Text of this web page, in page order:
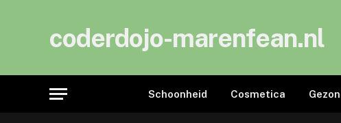
coderdojo-marenfean.nl
Schoonheid Cosmetica